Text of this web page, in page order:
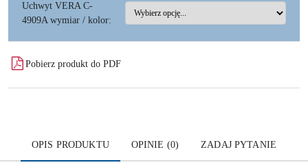
Uchwyt VERA C-
4909A wymiar / kolor:
Pobierz produkt do PDF
OPIS PRODUKTU OPINIE (0) ZADAJ PYTANIE